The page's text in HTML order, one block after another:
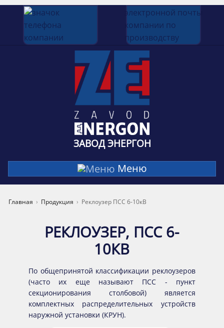
ЗАВОД ЭНЕРГОН
Меню
Главная Продукция Реклоузер ПСС 6-10кВ
РЕКЛОУЗЕР, ПСС 6-
10КВ
По общепринятой классификации реклоузеров
(часто их еще называют ПСС - пункт
секционирования столбовой) является
комплектных распределительных устройств
наружной установки (КРУН).